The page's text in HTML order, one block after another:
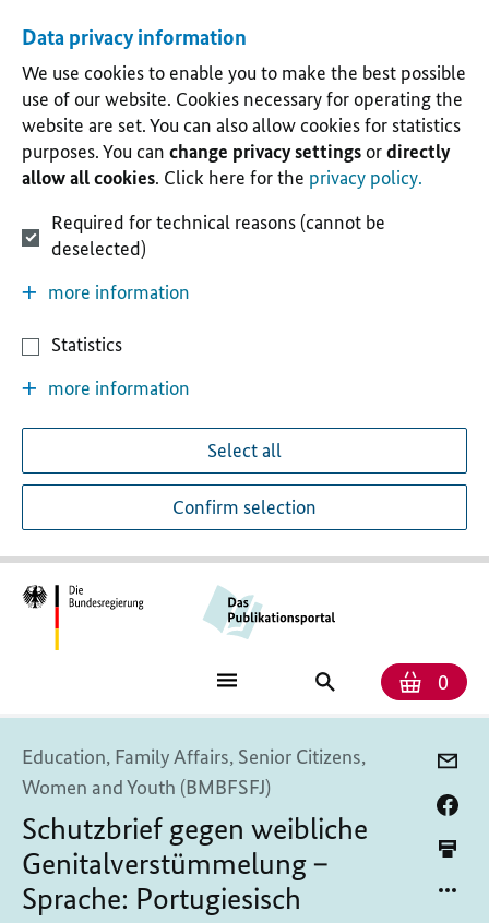
Data privacy information
We use cookies to enable you to make the best possible
use of our website. Cookies necessary for operating the
website are set. You can also allow cookies for statistics
purposes. You can change privacy settingsordirectly
allow all cookies. Click here for the privacy policy.
Required for technical reasons (cannot be
deselected)
more information
Statistics
more information
Select all
Confirm selection
Search
publications
0
Education, Family Affairs, Senior Citizens,
Women and Youth (BMBFSFJ)
Schutzbrief gegen weibliche
Genitalverstümmelung –
Sprache: Portugiesisch